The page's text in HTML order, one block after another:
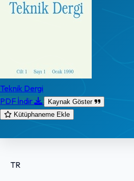
Teknik Dergi
PDF İndir
Kaynak Göster
Kütüphaneme Ekle
TR